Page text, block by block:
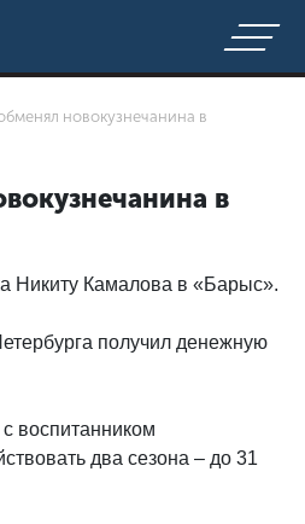
новокузнечанина в
в
Никиту Камалова в «Барыс».
получил денежную
воспитанником
два сезона – до 31